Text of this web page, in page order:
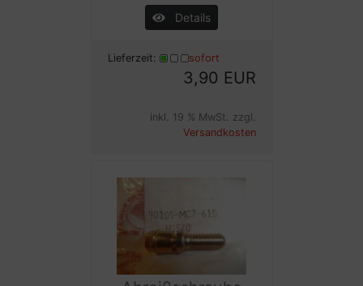
Details
Lieferzeit: sofort
3,90 EUR
inkl. 19 % MwSt. zzgl.
Versandkosten